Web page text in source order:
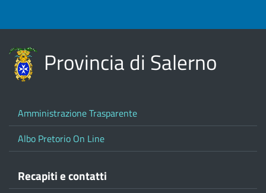
Provincia di Salerno
Amministrazione Trasparente
Albo Pretorio On Line
Recapiti e contatti